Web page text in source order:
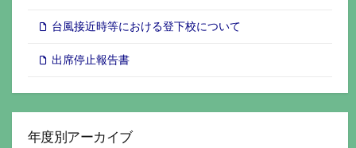
台風接近時等における登下校について
出席停止報告書
年度別アーカイブ